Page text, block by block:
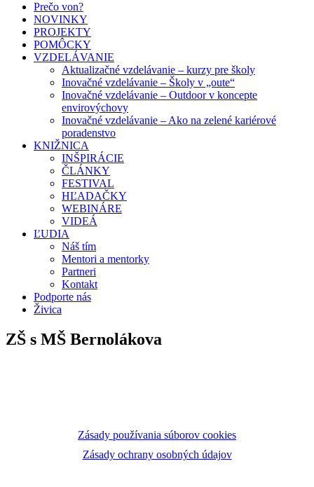
Prečo von?
NOVINKY
PROJEKTY
POMÔCKY
VZDELÁVANIE
Aktualizačné vzdelávanie – kurzy pre školy
Inovačné vzdelávanie – Školy v „oute“
Inovačné vzdelávanie – Outdoor v koncepte
envirovýchovy
Inovačné vzdelávanie – Ako na zelené kariérové
poradenstvo
KNIŽNICA
INŠPIRÁCIE
ČLÁNKY
FESTIVAL
HĽADAČKY
WEBINÁRE
VIDEÁ
ĽUDIA
Náš tím
Mentori a mentorky
Partneri
Kontakt
Podporte nás
Živica
ZŠ s MŠ Bernolákova
Zásady používania súborov cookies
Zásady ochrany osobných údajov